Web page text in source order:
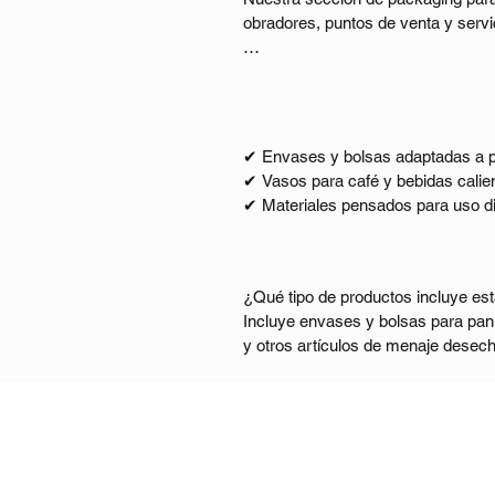
obradores, puntos de venta y
una gestión cómoda del servicio.
Todos los productos están
✔ Envases y bolsas adaptadas a
✔ Vasos para café y bebidas
✔ Materiales pensados para uso
✔ Amplia variedad de formatos
✔ Cumplimiento de la normativa
✔ Imagen profesional y coherente
¿Qué tipo de productos incluye
Incluye envases y bolsas para
y otros artículos de menaje